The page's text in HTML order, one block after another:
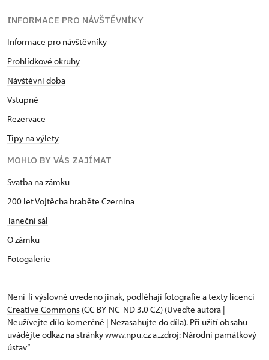
INFORMACE PRO NÁVŠTĚVNÍKY
Informace pro návštěvníky
Prohlídkové okruhy
Návštěvní doba
Vstupné
Rezervace
Tipy na výlety
MOHLO BY VÁS ZAJÍMAT
Svatba na zámku
200 let Vojtěcha hraběte Czernina
Taneční sál
O zámku
Fotogalerie
Není-li výslovně uvedeno jinak, podléhají fotografie a texty licenci
Creative Commons (CC BY-NC-ND 3.0 CZ) (Uveďte autora |
Neužívejte dílo komerčně | Nezasahujte do díla). Při užití obsahu
uvádějte odkaz na stránky www.npu.cz a „zdroj: Národní památkový
ústav“